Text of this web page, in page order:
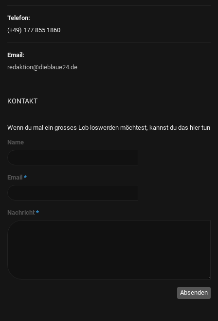
Telefon:
(+49) 177 855 1860
Email:
redaktion@dieblaue24.de
KONTAKT
Wenn du mal ein grosses Lob loswerden möchtest, kannst du das hier tun
Name
Email *
Nachricht *
Absenden